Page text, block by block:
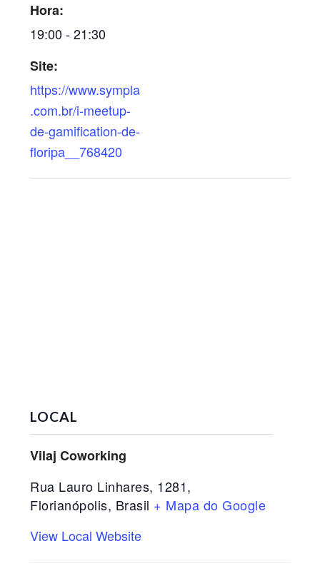
Hora:
19:00 - 21:30
Site:
https://www.sympla
.com.br/i-meetup-
de-gamification-de-
floripa__768420
LOCAL
Vilaj Coworking
Rua Lauro Linhares, 1281,
Florianópolis, Brasil + Mapa do Google
View Local Website